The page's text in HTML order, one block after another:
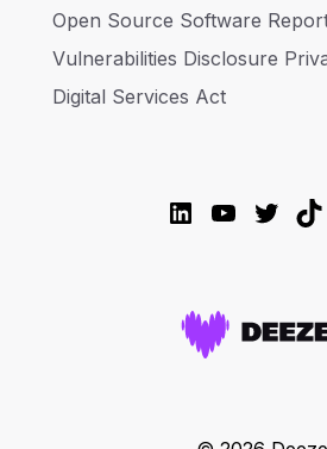
Open Source Software
Vulnerabilities Disclosure
Digital Services Act
LinkedIn
YouTube